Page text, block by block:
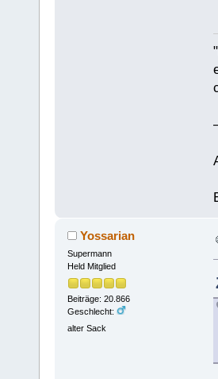
Yossarian
Supermann
Held Mitglied
Beiträge: 20.866
Geschlecht:
alter Sack